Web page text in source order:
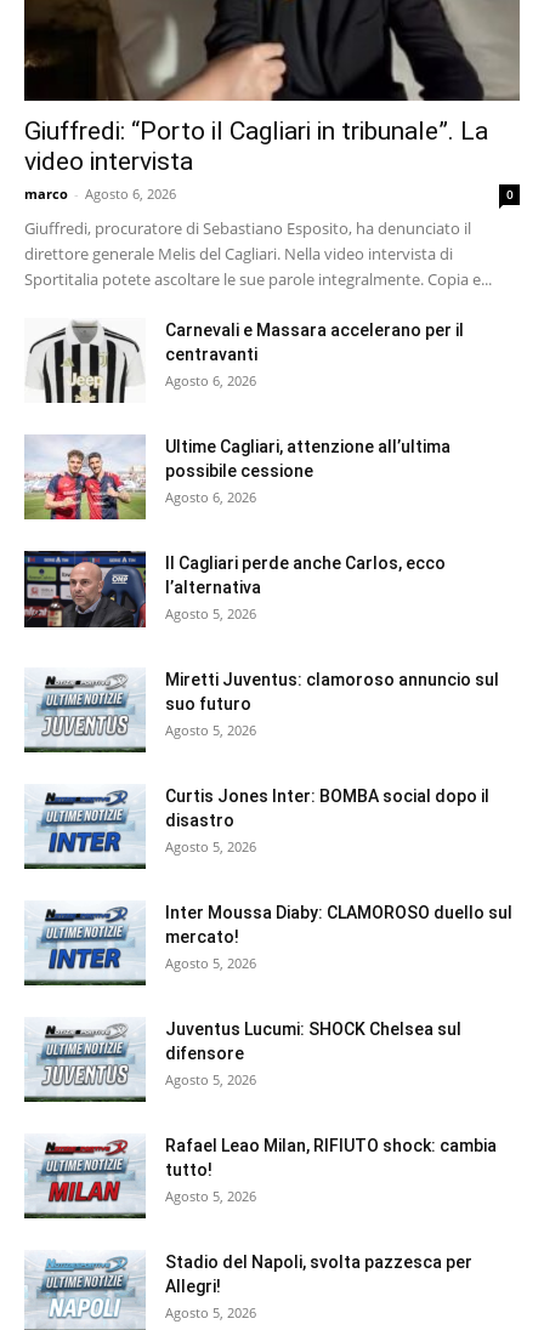
Giuffredi: “Porto il Cagliari in tribunale”. La
video intervista
marco - Agosto 6, 2026 0
Giuffredi, procuratore di Sebastiano Esposito, ha denunciato il
direttore generale Melis del Cagliari. Nella video intervista di
Sportitalia potete ascoltare le sue parole integralmente. Copia e...
Carnevali e Massara accelerano per il
centravanti
Agosto 6, 2026
Ultime Cagliari, attenzione all’ultima
possibile cessione
Agosto 6, 2026
Il Cagliari perde anche Carlos, ecco
l’alternativa
Agosto 5, 2026
Miretti Juventus: clamoroso annuncio sul
suo futuro
Agosto 5, 2026
Curtis Jones Inter: BOMBA social dopo il
disastro
Agosto 5, 2026
Inter Moussa Diaby: CLAMOROSO duello sul
mercato!
Agosto 5, 2026
Juventus Lucumi: SHOCK Chelsea sul
difensore
Agosto 5, 2026
Rafael Leao Milan, RIFIUTO shock: cambia
tutto!
Agosto 5, 2026
Stadio del Napoli, svolta pazzesca per
Allegri!
Agosto 5, 2026